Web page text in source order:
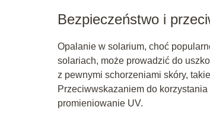
Bezpieczeństwo i
Opalanie w solarium, choć
solariach, może prowadzić do
z pewnymi schorzeniami skóry,
Przeciwwskazaniem do
promieniowanie UV.